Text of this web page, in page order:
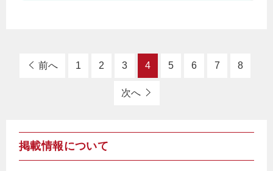
前へ 1 2 3 4 5 6 7 8
次へ
掲載情報について